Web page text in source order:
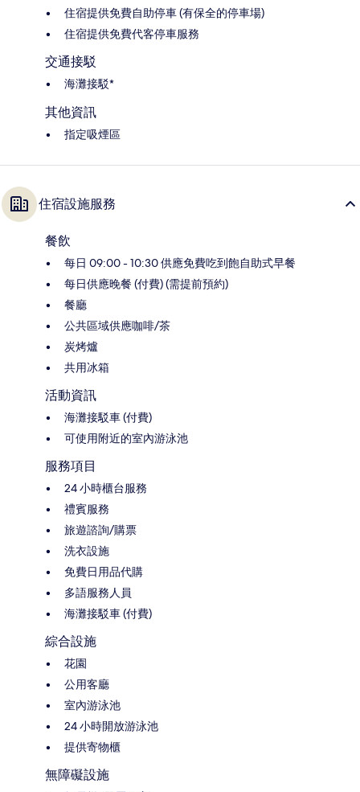
住宿提供免費自助停車 (有保全的停車場)
住宿提供免費代客停車服務
交通接駁
海灘接駁*
其他資訊
指定吸煙區
住宿設施服務
餐飲
每日 09:00 - 10:30 供應免費吃到飽自助式早餐
每日供應晚餐 (付費) (需提前預約)
餐廳
公共區域供應咖啡/茶
炭烤爐
共用冰箱
活動資訊
海灘接駁車 (付費)
可使用附近的室內游泳池
服務項目
24 小時櫃台服務
禮賓服務
旅遊諮詢/購票
洗衣設施
免費日用品代購
多語服務人員
海灘接駁車 (付費)
綜合設施
花園
公用客廳
室內游泳池
24 小時開放游泳池
提供寄物櫃
無障礙設施